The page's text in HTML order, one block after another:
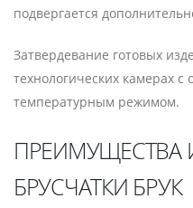
подвергается
Затвердевание готовых
технологических камерах
температурным режимом.
ПРЕИМУЩЕСТВА
БРУСЧАТКИ БРУК